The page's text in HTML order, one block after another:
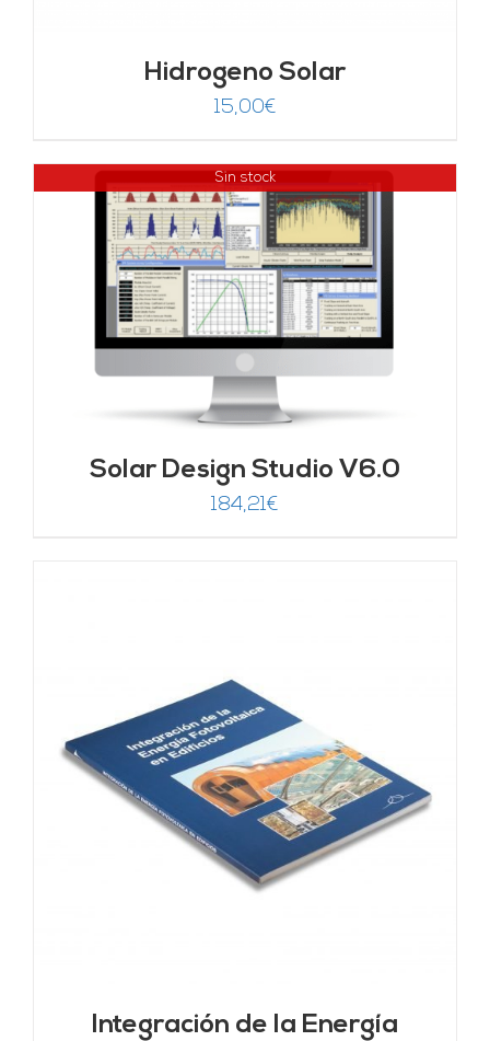
Hidrogeno Solar
15,00€
Sin stock
Solar Design Studio V6.0
184,21€
Integración de la Energía